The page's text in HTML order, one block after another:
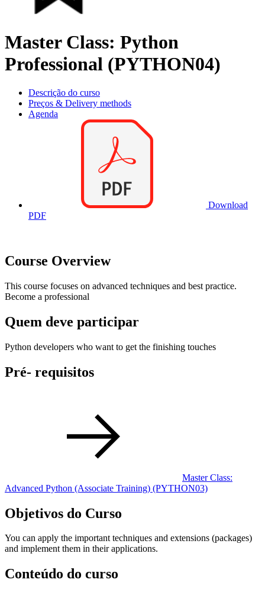
Master Class: Python
Professional (PYTHON04)
Descrição do curso
Preços & Delivery methods
Agenda
Download
PDF
Course Overview
This course focuses on advanced techniques and best practice.
Become a professional
Quem deve participar
Python developers who want to get the finishing touches
Pré- requisitos
Master Class:
Advanced Python (Associate Training) (PYTHON03)
Objetivos do Curso
You can apply the important techniques and extensions (packages)
and implement them in their applications.
Conteúdo do curso